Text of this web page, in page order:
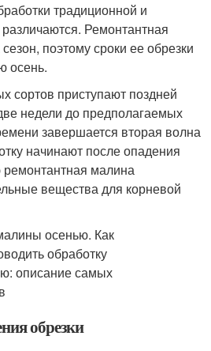
традиционной и
Ремонтантная
поэтому сроки ее обрезки
осень.
сортов приступают поздней
недели до предполагаемых
завершается вторая волна
начинают после опадения
ремонтантная малина
вещества для корневой
обрезки